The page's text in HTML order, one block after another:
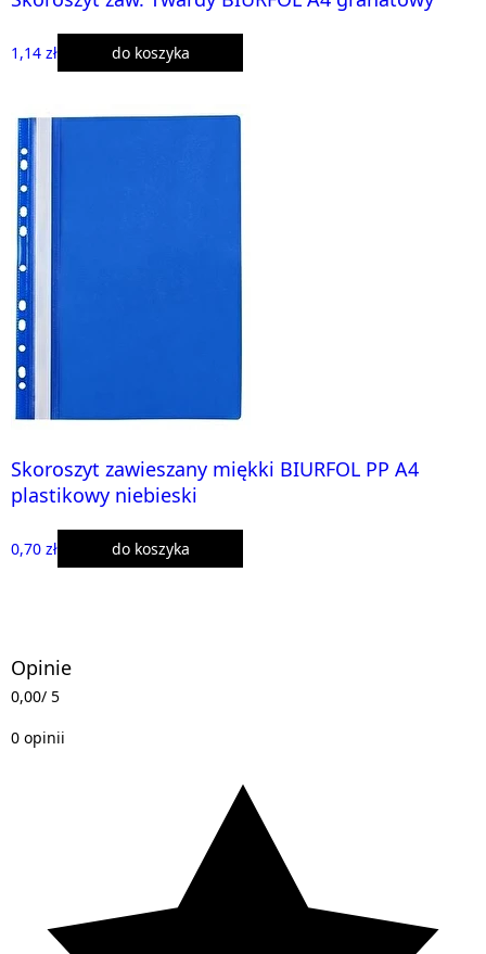
1,14 zł do koszyka
Skoroszyt zawieszany miękki BIURFOL PP A4
plastikowy niebieski
0,70 zł do koszyka
Opinie
0,00/ 5
0 opinii